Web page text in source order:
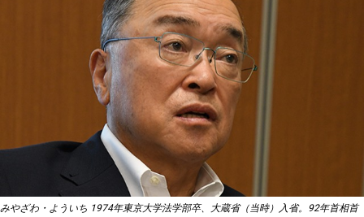
みやざわ・よういち 1974年東京大学法学部卒、大蔵省（当時）入省。92年首相首